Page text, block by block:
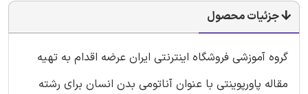
جزئیات محصول
گروه آموزشی فروشگاه اینترنتی ایران عرضه اقدام به تهیه
مقاله پاورپوینتی با عنوان آناتومی بدن انسان برای رشته